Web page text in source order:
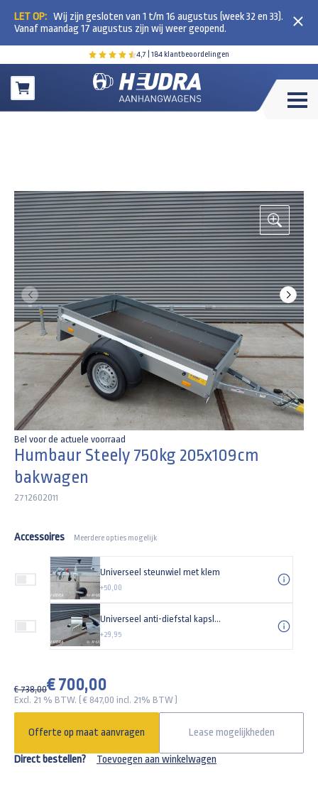
4,7 | 184 klantbeoordelingen
Winkelwagen
LET OP: Wij zijn gesloten van 1 t/m 16 augustus (week 32 en 33).
Vanaf maandag 17 augustus zijn wij weer geopend.
Bel voor de actuele voorraad
Humbaur Steely 750kg 205x109cm
bakwagen
2712602011
Accessoires Meerdere opties mogelijk
Universeel steunwiel met klem
+50,00
Universeel anti-diefstal kapslot type TAS
+29,95
€ 738,00€ 700,00
Excl. 21 % BTW. ( € 847,00 incl. 21% BTW )
Offerte op maat aanvragen Lease mogelijkheden
Direct bestellen? Toevoegen aan winkelwagen